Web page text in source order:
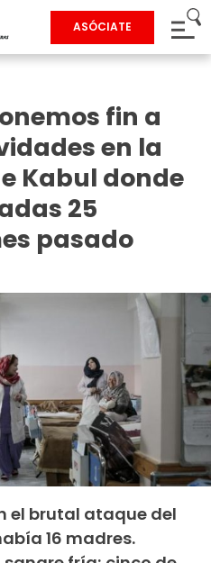
ASÓCIATE
fin a
en la
Kabul donde
25
pasado
el brutal ataque del
16 madres.